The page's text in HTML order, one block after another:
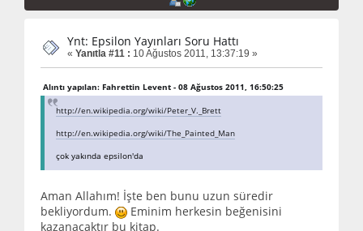
Ynt: Epsilon Yayınları Soru Hattı
« Yanıtla #11 : 10 Ağustos 2011, 13:37:19 »
Alıntı yapılan: Fahrettin Levent - 08 Ağustos 2011, 16:50:25
http://en.wikipedia.org/wiki/Peter_V._Brett
http://en.wikipedia.org/wiki/The_Painted_Man
çok yakında epsilon'da
Aman Allahım! İşte ben bunu uzun süredir
bekliyordum.
Eminim herkesin beğenisini
kazanacaktır bu kitap.